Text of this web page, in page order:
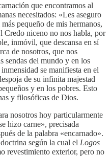
que encontramos al
necesitados: «Les aseguro
pequeño de mis hermanos,
Credo niceno no nos habla, por
inmóvil, que descansa en sí
de nosotros, que nos
sendas del mundo y en los
se manifiesta en el
de su infinita majestad
y en los pobres. Esto
y filosóficas de Dios.
nosotros hoy particularmente
hizo carne», precisada
de la palabra «encarnado».
según la cual el Logos
revestimiento exterior, pero no